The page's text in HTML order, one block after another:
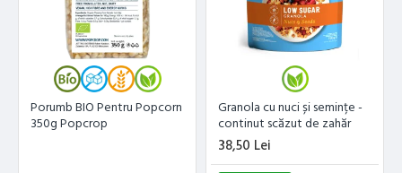
Porumb BIO Pentru Popcorn
350g Popcrop
Granola cu nuci și semințe -
continut scăzut de zahăr
500G Lizi's
38,50 Lei